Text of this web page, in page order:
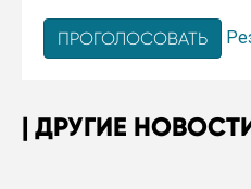
ДРУГИЕ